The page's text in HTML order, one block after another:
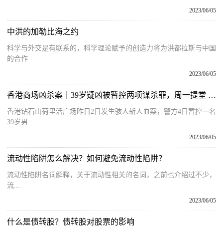
2023/06/05
中洪的加勒比海之约
科学与外交是有联系的，科学理论赋予的创造力将为洪都拉斯与中国
的合作
2023/06/05
香港商场凶杀案｜39岁疑凶被暂控两项谋杀罪，周一提堂 当前速读
香港钻石山荷里活广场昨日2日发生骇人斩人血案，警方4日暂控一名
39岁男
2023/06/05
流动性陷阱怎么解决？如何避免流动性陷阱？
流动性陷阱名词解释，关于流动性相关的名词，之前也介绍过不少，
流...
2023/06/05
什么是债转股？债转股对股票的影响